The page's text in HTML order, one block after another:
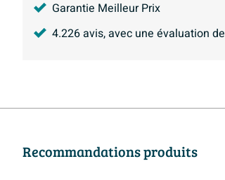
Garantie Meilleur Prix
4.226avis, avec une évaluation de
Recommandations produits